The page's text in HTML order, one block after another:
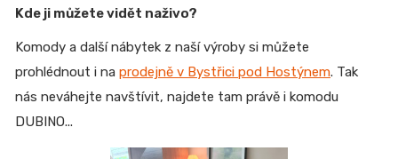
Kde ji můžete vidět naživo?
Komody a další nábytek z naší výroby si můžete
prohlédnout i na prodejně v Bystřici pod Hostýnem. Tak
nás neváhejte navštívit, najdete tam právě i komodu
DUBINO...